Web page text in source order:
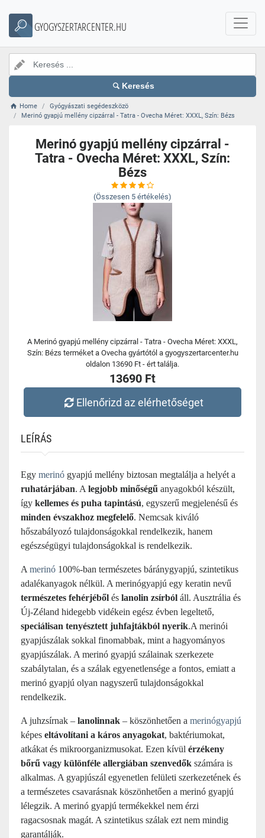
GYOGYSZERTARCENTER.HU
Keresés
Home
Gyógyászati segédeszközö
Merinó gyapjú mellény cipzárral - Tatra - Ovecha Méret: XXXL, Szín: Bézs
Merinó gyapjú mellény cipzárral -
Tatra - Ovecha Méret: XXXL, Szín:
Bézs
(Összesen 5 értékelés)
A Merinó gyapjú mellény cipzárral - Tatra - Ovecha Méret: XXXL,
Szín: Bézs terméket a Ovecha gyártótól a gyogyszertarcenter.hu
oldalon 13690 Ft - ért találja.
13690 Ft
Ellenőrizd az elérhetőséget
LEÍRÁS
Egy merinó gyapjú mellény biztosan megtalálja a helyét a
ruhatárjában. A legjobb minőségű anyagokból készült,
így kellemes és puha tapintású, egyszerű megjelenésű és
minden évszakhoz megfelelő. Nemcsak kiváló
hőszabályozó tulajdonságokkal rendelkezik, hanem
egészségügyi tulajdonságokkal is rendelkezik.
A merinó 100%-ban természetes báránygyapjú, szintetikus
adalékanyagok nélkül. A merinógyapjú egy keratin nevű
természetes fehérjéből és lanolin zsírból áll. Ausztrália és
Új-Zéland hidegebb vidékein egész évben legeltető,
speciálisan tenyésztett juhfajtákból nyerik.A merinói
gyapjúszálak sokkal finomabbak, mint a hagyományos
gyapjúszálak. A merinó gyapjú szálainak szerkezete
szabálytalan, és a szálak egyenetlensége a fontos, emiatt a
merinó gyapjú olyan nagyszerű tulajdonságokkal
rendelkezik.
A juhzsírnak – lanolinnak – köszönhetően a merinógyapjú
képes eltávolítani a káros anyagokat, baktériumokat,
atkákat és mikroorganizmusokat. Ezen kívül érzékeny
bőrű vagy különféle allergiában szenvedők számára is
alkalmas. A gyapjúszál egyenetlen felületi szerkezetének és
a természetes csavarásnak köszönhetően a merinó gyapjú
lélegzik. A merinó gyapjú termékekkel nem érzi
ragacsosnak magát. A szintetikus szálak ezt nem mindig
garantálják.